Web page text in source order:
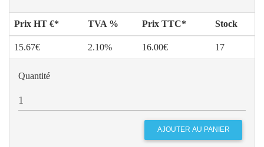
Prix HT €* TVA % Prix TTC* Stock
15.67€ 2.10% 16.00€ 17
Quantité